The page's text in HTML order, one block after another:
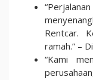
Rentcar.
ramah.” –
“Kami